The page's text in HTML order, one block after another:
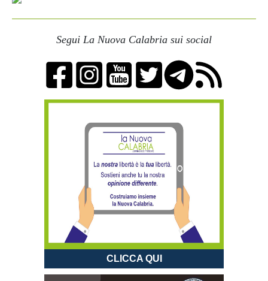
Segui La Nuova Calabria sui social
CLICCA QUI